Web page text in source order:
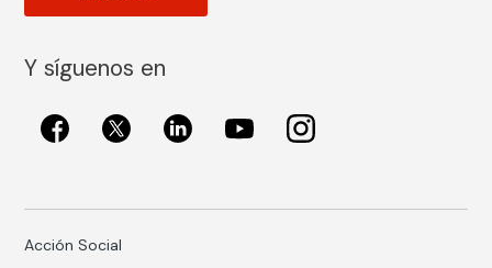
Y síguenos en
Acción Social